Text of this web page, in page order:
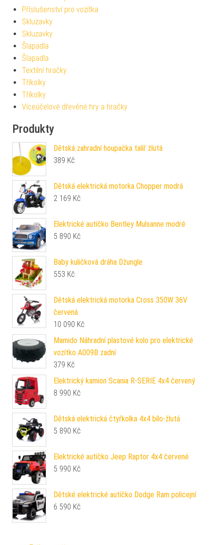
Příslušenství pro vozítka
Skluzavky
Skluzavky
Šlapadla
Šlapadla
Textilní hračky
Tříkolky
Tříkolky
Víceúčelové dřevěné hry a hračky
Produkty
Dětská zahradní houpačka talíř žlutá
389 Kč
Dětská elektrická motorka Chopper modrá
2 169 Kč
Elektrické autíčko Bentley Mulsanne modré
5 890 Kč
Baby kuličková dráha Džungle
553 Kč
Dětská elektrická motorka Cross 350W 36V
červená
10 090 Kč
Mamido Náhradní plastové kolo pro elektrické
vozítko A009B zadní
379 Kč
Elektrický kamion Scania R-SERIE 4x4 červený
8 990 Kč
Dětská elektrická čtyřkolka 4x4 bílo-žlutá
5 890 Kč
Elektrické autíčko Jeep Raptor 4x4 červené
5 990 Kč
Dětské elektrické autíčko Dodge Ram policejní
6 590 Kč